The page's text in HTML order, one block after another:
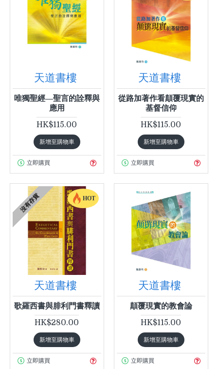
天道書樓
唯獨聖經—聖言的詮釋與
應用
HK$115.00
新增至購物車
立即購買
天道書樓
從路加著作看顛覆現實的
基督信仰
HK$115.00
新增至購物車
立即購買
HOT
沒有存貨
天道書樓
歌羅西書與腓利門書釋讀
HK$280.00
新增至購物車
立即購買
天道書樓
顛覆現實的教會論
HK$115.00
新增至購物車
立即購買